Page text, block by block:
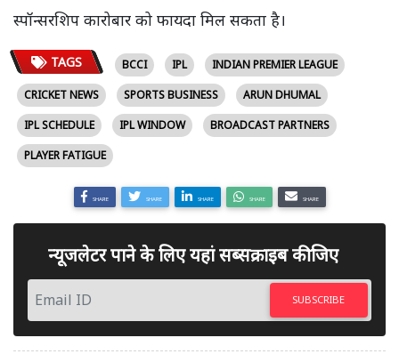
स्पॉन्सरशिप कारोबार को फायदा मिल सकता है।
TAGS BCCI IPL
INDIAN PREMIER LEAGUE
CRICKET NEWS
SPORTS BUSINESS
ARUN DHUMAL
IPL SCHEDULE
IPL WINDOW
BROADCAST PARTNERS
PLAYER FATIGUE
SHARE SHARE SHARE SHARE SHARE
न्यूजलेटर पाने के लिए यहां सब्सक्राइब कीजिए
SUBSCRIBE